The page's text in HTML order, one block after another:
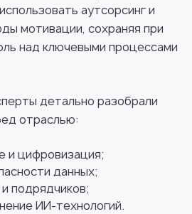
аутсорсинг и
мотивации, сохраняя при
над ключевыми процессами
детально разобрали
отраслью:
и цифровизация;
данных;
подрядчиков;
ИИ-технологий.